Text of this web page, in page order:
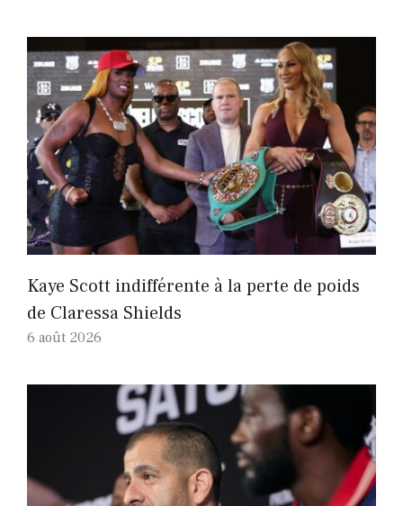
Kaye Scott indifférente à la perte de poids
de Claressa Shields
6 août 2026